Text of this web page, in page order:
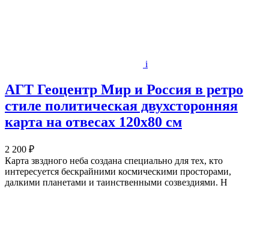
i
АГТ Геоцентр Мир и Россия в ретро
стиле политическая двухсторонняя
карта на отвесах 120х80 см
2 200 ₽
Карта звздного неба создана специально для тех, кто
интересуется бескрайними космическими просторами,
далкими планетами и таинственными созвездиями. Н